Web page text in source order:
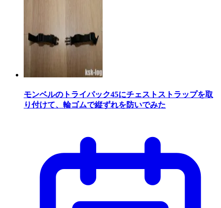
モンベルのトライパック45にチェストストラップを取
り付けて、輪ゴムで縦ずれを防いでみた